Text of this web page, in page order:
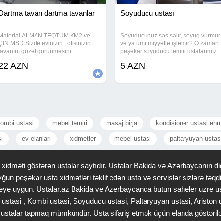
tavan dartma tavanlar
TEQTUM KM2 ve
MSD Sizdə evinizin , ofisinizin
gözəl görünməsini
edin Dartma tavan
. Əlavə heç bir boya
AZN
Soyuducu ustası
Soyuducunuz səs salır, soyuq vurmur
və ya ümumiyyətlə işləmir? O zaman
peşəkar soyuducu təmiri ustalarımız
marka və model soyuducuların
keçiririk
5 AZN
ustasi mebel temiri masaj birja kondisioner ustasi
ev elanlari xidmetler mebel ustasi paltaryuyan ustasi
göstərən ustalar saytıdır. Ustalar Bakida və Azərbaycanın
peşəkar usta xidmətləri təklif edən usta və servislər sizlərə
uygun. Ustalar.az Bakida ve Azerbaycanda butun saheler uzre
, Kombi ustasi, Soyuducu ustasi, Paltaryuyan ustasi, Ariston
tapmaq mümkündür. Usta sifariş etmək üçün elanda